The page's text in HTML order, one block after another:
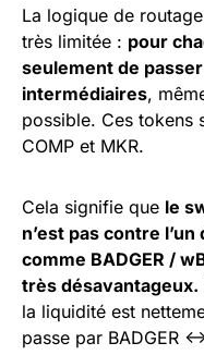
La logique de
très limitée : pour
seulement de
intermédiaires,
possible. Ces tokens
COMP et MKR.
Cela signifie que le
n’est pas contre
comme BADGER /
très désavantageux.
la liquidité est
passe par BADGER <-